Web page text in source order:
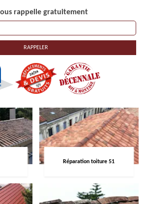
rappelle gratuitement
Réparation toiture 51